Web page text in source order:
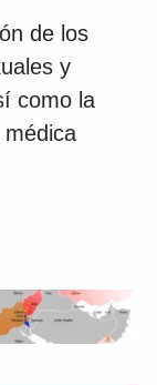
de los
y
como la
médica